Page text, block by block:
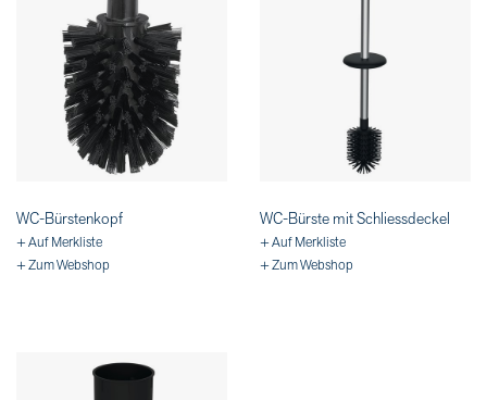
WC-Bürstenkopf
+ Auf Merkliste
+ Zum Webshop
WC-Bürste mit Schliessdeckel
+ Auf Merkliste
+ Zum Webshop